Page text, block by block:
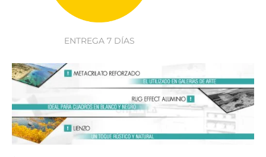
ENTREGA 7 DÍAS